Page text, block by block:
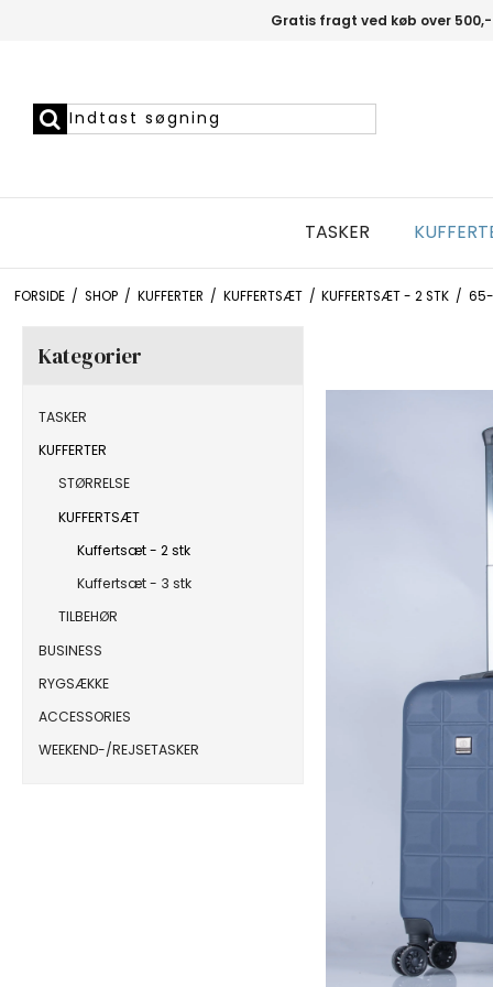
Gratis fragt ved køb over 500,-
TASKER
FORSIDE / SHOP / KUFFERTER / KUFFERTSÆT / KUFFERTSÆT - 2 STK / 65-
Kategorier
TASKER
KUFFERTER
STØRRELSE
KUFFERTSÆT
Kuffertsæt - 2 stk
Kuffertsæt - 3 stk
TILBEHØR
BUSINESS
RYGSÆKKE
ACCESSORIES
WEEKEND-/REJSETASKER